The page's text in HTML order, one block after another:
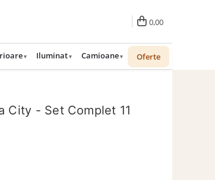
0,00
Iluminat Camioane Oferte
City - Set Complet 11